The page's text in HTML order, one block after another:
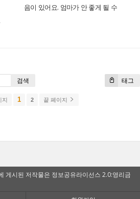
음이 있어요. 엄마가 안 좋게 될 수
태그
검색
지 1 2 끝 페이지
게시된 저작물은 정보공유라이선스 2.0:영리금